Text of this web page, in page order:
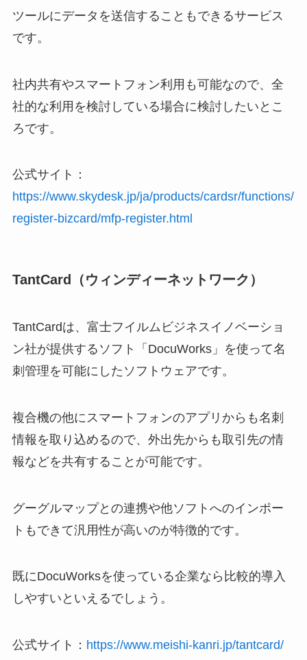
ツールにデータを送信することもできるサービス
です。
社内共有やスマートフォン利用も可能なので、全
社的な利用を検討している場合に検討したいとこ
ろです。
公式サイト：
https://www.skydesk.jp/ja/products/cardsr/functions/
register-bizcard/mfp-register.html
TantCard（ウィンディーネットワーク）
TantCardは、富士フイルムビジネスイノベーショ
ン社が提供するソフト「DocuWorks」を使って名
刺管理を可能にしたソフトウェアです。
複合機の他にスマートフォンのアプリからも名刺
情報を取り込めるので、外出先からも取引先の情
報などを共有することが可能です。
グーグルマップとの連携や他ソフトへのインポー
トもできて汎用性が高いのが特徴的です。
既にDocuWorksを使っている企業なら比較的導入
しやすいといえるでしょう。
公式サイト： https://www.meishi-kanri.jp/tantcard/